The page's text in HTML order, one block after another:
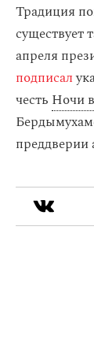
Традиция
существует
апреля
подписал
честь Ночи
преддверии